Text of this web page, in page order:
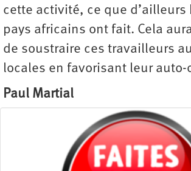
cette activité, ce que d’ailleurs
pays africains ont fait. Cela
de soustraire ces travailleurs
locales en favorisant leur
Paul Martial